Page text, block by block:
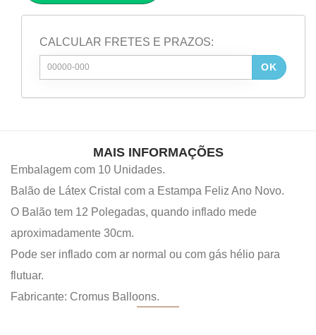
CALCULAR FRETES E PRAZOS:
OK
MAIS INFORMAÇÕES
Embalagem com 10 Unidades.
Balão de Látex Cristal com a Estampa Feliz Ano Novo.
O Balão tem 12 Polegadas, quando inflado mede
aproximadamente 30cm.
Pode ser inflado com ar normal ou com gás hélio para
flutuar.
Fabricante: Cromus Balloons.